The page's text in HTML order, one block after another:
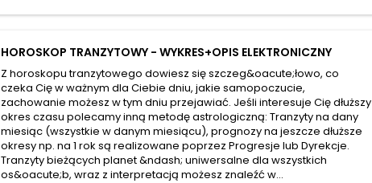
HOROSKOP TRANZYTOWY - WYKRES+OPIS ELEKTRONICZNY
Z horoskopu tranzytowego dowiesz się szczeg&oacute;łowo, co
czeka Cię w ważnym dla Ciebie dniu, jakie samopoczucie,
zachowanie możesz w tym dniu przejawiać. Jeśli interesuje Cię dłuższy
okres czasu polecamy inną metodę astrologiczną: Tranzyty na dany
miesiąc (wszystkie w danym miesiącu), prognozy na jeszcze dłuższe
okresy np. na 1 rok są realizowane poprzez Progresje lub Dyrekcje.
Tranzyty bieżących planet &ndash; uniwersalne dla wszystkich
os&oacute;b, wraz z interpretacją możesz znaleźć w...